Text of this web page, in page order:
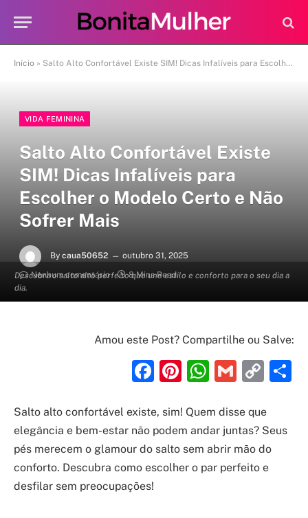
Início » Salto Alto Confortável Existe SIM! Dicas Infalíveis para Escolher o Modelo Certo e Não Sofrer Mais
Descubra o salto alto perfeito que une estilo e conforto para o seu dia a
dia.
VIDA FEMININA
Salto Alto Confortável Existe
SIM! Dicas Infalíveis para
Escolher o Modelo Certo e Não
Sofrer Mais
By caua50652
outubro 31, 2025
Nenhum comentário
8 Mins Read
Amou este Post? Compartilhe ou Salve:
Facebook
Pinterest
Gmail
Salto alto confortável existe, sim! Quem disse que
elegância e bem-estar não podem andar juntas? Seus
pés merecem o glamour do salto sem abrir mão do
conforto. Descubra como escolher o par perfeito e
desfilar sem preocupações!